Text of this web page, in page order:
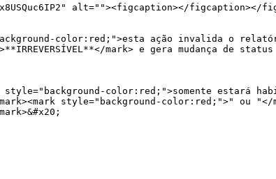
alt=""><figcaption></figcaption></
color:red;">esta ação invalida o
mark> e gera mudança de
style="background-color:red;">somente estará
style="background-color:red;">" ou "</